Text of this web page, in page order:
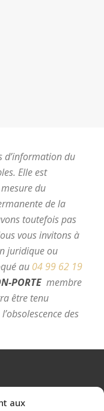
aux
d’information du
Elle est
du
de la
toutefois pas
vous invitons à
juridique ou
au 04 99 62 19
PORTE membre
être tenu
des